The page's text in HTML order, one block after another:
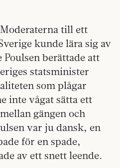
till ett
kunde lära sig av
Poulsen berättade att
statsminister
som plågar
inte vågat sätta ett
gängen och
var ju dansk, en
för en spade,
av ett snett leende.